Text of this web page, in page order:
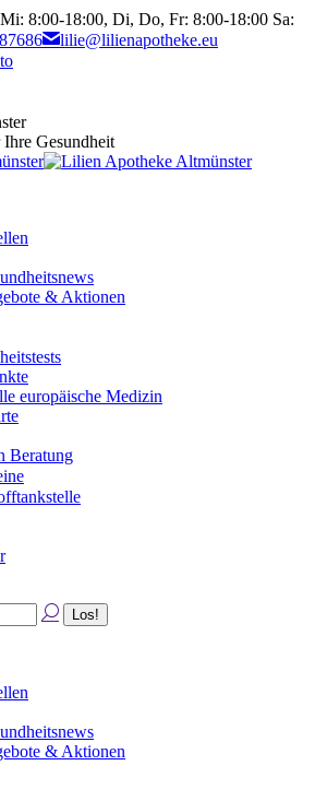
8:00-18:00, Di, Do, Fr: 8:00-18:00 Sa:
lilie@lilienapotheke.eu
Gesundheit
& Aktionen
europäische Medizin
Beratung
& Aktionen